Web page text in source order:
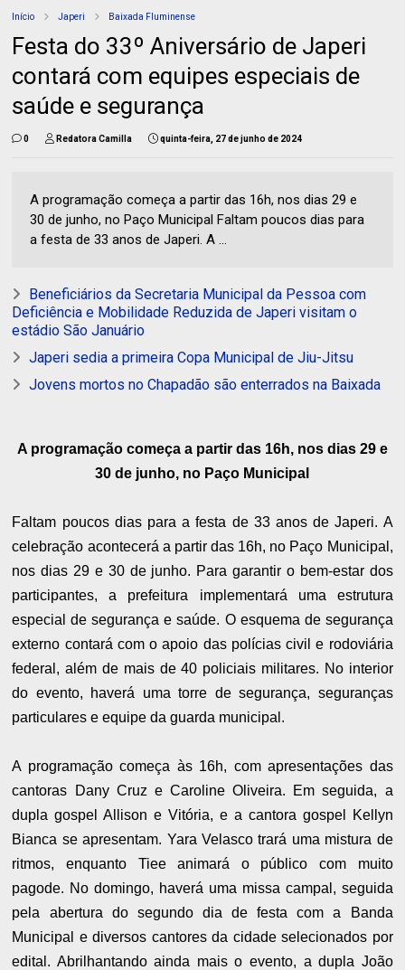
Início Japeri Baixada Fluminense
Festa do 33º Aniversário de Japeri
contará com equipes especiais de
saúde e segurança
0 Redatora Camilla quinta-feira, 27 de junho de 2024
A programação começa a partir das 16h, nos dias 29 e
30 de junho, no Paço Municipal Faltam poucos dias para
a festa de 33 anos de Japeri. A ...
Beneficiários da Secretaria Municipal da Pessoa com
Deficiência e Mobilidade Reduzida de Japeri visitam o
estádio São Januário
Japeri sedia a primeira Copa Municipal de Jiu-Jitsu
Jovens mortos no Chapadão são enterrados na Baixada
A programação começa a partir das 16h, nos dias 29 e
30 de junho, no Paço Municipal
Faltam poucos dias para a festa de 33 anos de Japeri. A
celebração acontecerá a partir das 16h, no Paço Municipal,
nos dias 29 e 30 de junho. Para garantir o bem-estar dos
participantes, a prefeitura implementará uma estrutura
especial de segurança e saúde. O esquema de segurança
externo contará com o apoio das polícias civil e rodoviária
federal, além de mais de 40 policiais militares. No interior
do evento, haverá uma torre de segurança, seguranças
particulares e equipe da guarda municipal.
A programação começa às 16h, com apresentações das
cantoras Dany Cruz e Caroline Oliveira. Em seguida, a
dupla gospel Allison e Vitória, e a cantora gospel Kellyn
Bianca se apresentam. Yara Velasco trará uma mistura de
ritmos, enquanto Tiee animará o público com muito
pagode. No domingo, haverá uma missa campal, seguida
pela abertura do segundo dia de festa com a Banda
Municipal e diversos cantores da cidade selecionados por
edital. Abrilhantando ainda mais o evento, a dupla João